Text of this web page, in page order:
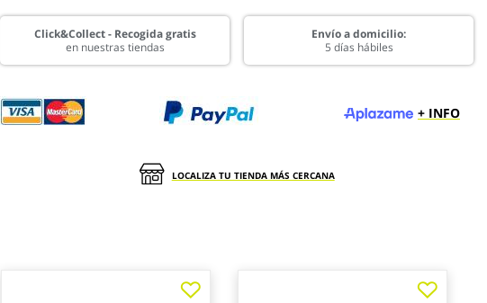
Click&Collect - Recogida gratis
en nuestras tiendas
Envío a domicilio:
5 días hábiles
+ INFO
LOCALIZA TU TIENDA MÁS CERCANA